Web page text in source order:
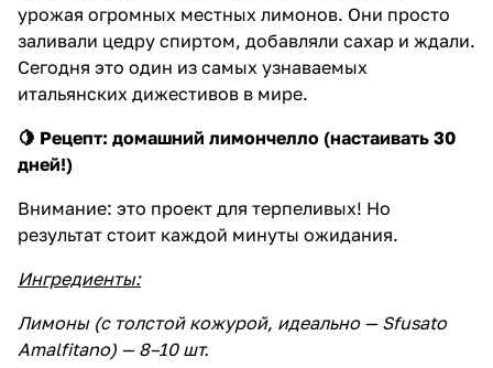
урожая огромных местных лимонов. Они просто
заливали цедру спиртом, добавляли сахар и ждали.
Сегодня это один из самых узнаваемых
итальянских дижестивов в мире.
🍋 Рецепт: домашний лимончелло (настаивать 30
дней!)
Внимание: это проект для терпеливых! Но
результат стоит каждой минуты ожидания.
Ингредиенты:
Лимоны (с толстой кожурой, идеально — Sfusato
Amalfitano) — 8–10 шт.